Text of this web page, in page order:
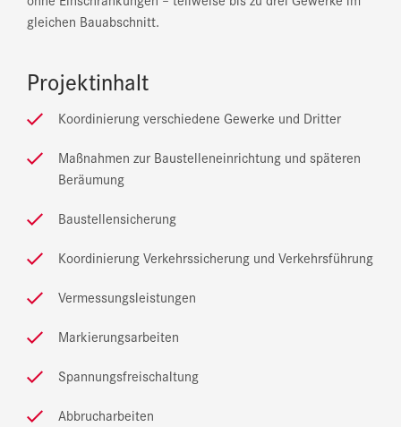
gleichen Bauabschnitt.
Projektinhalt
Koordinierung verschiedene Gewerke und Dritter
Maßnahmen zur Baustelleneinrichtung und späteren
Beräumung
Baustellensicherung
Koordinierung Verkehrssicherung und Verkehrsführung
Vermessungsleistungen
Markierungsarbeiten
Spannungsfreischaltung
Abbrucharbeiten